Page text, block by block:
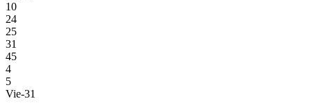
10
24
25
31
45
4
5
Vie-31